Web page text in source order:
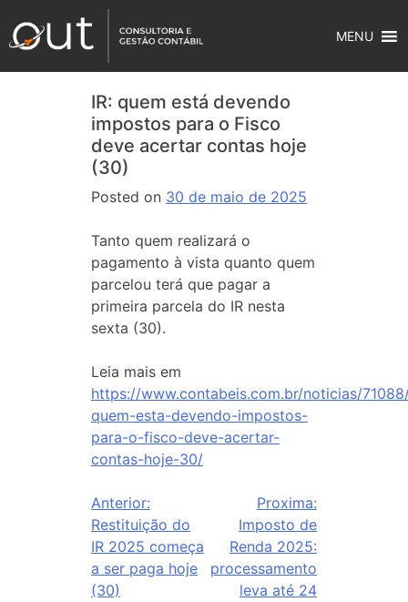
MENU
IR: quem está devendo
impostos para o Fisco
deve acertar contas hoje
(30)
Posted on 30 de maio de 2025
Tanto quem realizará o
pagamento à vista quanto quem
parcelou terá que pagar a
primeira parcela do IR nesta
sexta (30).
Leia mais em
https://www.contabeis.com.br/noticias/
quem-esta-devendo-impostos-
para-o-fisco-deve-acertar-
contas-hoje-30/
Anterior:
Restituição do
IR 2025 começa
a ser paga hoje
(30)
Proxima:
Imposto de
Renda 2025:
processamento
leva até 24